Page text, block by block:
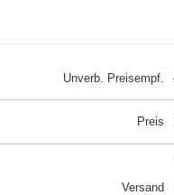
Unverb. Preisempf.
Preis
Versand